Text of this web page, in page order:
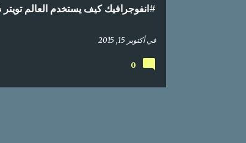
#انفوجرافيك كيف يستخدم العالم تويتر 2014-2015
فيأكتوبر 15, 2015
0